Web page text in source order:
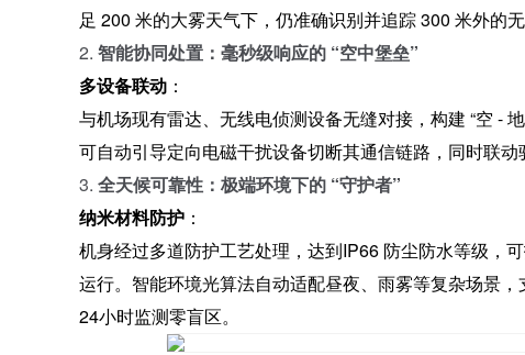
足 200 米的大雾天气下，仍准确识别并追踪 300 米外的无
2. 智能协同处置：毫秒级响应的 “空中堡垒”
多设备联动 ：
与机场现有雷达、无线电侦测设备无缝对接，构建 “空 -
可自动引导定向电磁干扰设备切断其通信链路，同时联动
3. 全天候可靠性：极端环境下的 “守护者”
纳米材料防护 ：
机身经过多道防护工艺处理，达到IP66 防尘防水等级，
运行。智能环境光算法自动适配昼夜、雨雾等复杂场景
24小时监测零盲区。